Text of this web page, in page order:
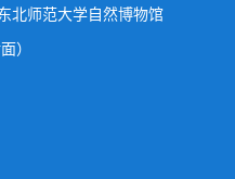
北师范大学自然博物馆
）